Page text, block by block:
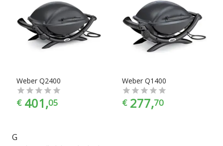
Weber Q2400
€ 401,05
Weber Q1400
€ 277,70
G